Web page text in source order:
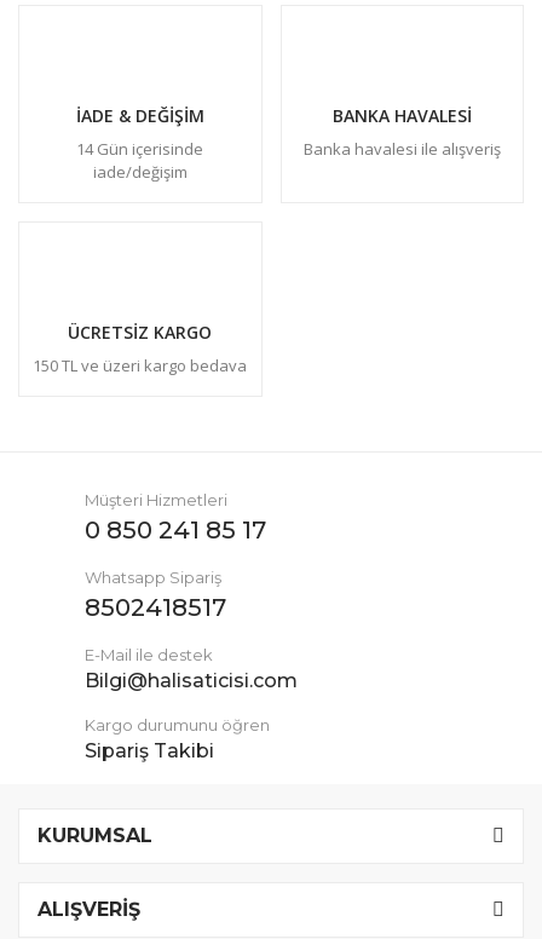
İADE & DEĞİŞİM
14 Gün içerisinde
iade/değişim
BANKA HAVALESİ
Banka havalesi ile alışveriş
ÜCRETSİZ KARGO
150 TL ve üzeri kargo bedava
Müşteri Hizmetleri
0 850 241 85 17
Whatsapp Sipariş
8502418517
E-Mail ile destek
Bilgi@halisaticisi.com
Kargo durumunu öğren
Sipariş Takibi
KURUMSAL
ALIŞVERİŞ